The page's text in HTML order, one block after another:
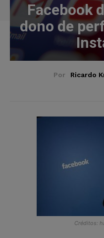
Facebook
dono de
Por Ricardo
Créditos: